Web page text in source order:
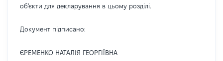
об'єкти для декларування в цьому розділі.
Документ підписано:
ЄРЕМЕНКО НАТАЛІЯ ГЕОРГІЇВНА